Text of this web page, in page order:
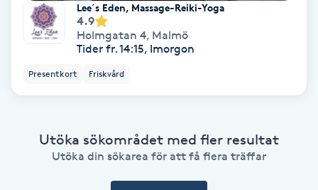
BIAB
Blowout
Brynformning
Lee´s Eden, Massage-Reiki-Yoga
4.9
Holmgatan 4, Malmö
Tider fr. 14:15, Imorgon
Presentkort Friskvård
Utöka sökområdet med fler resultat
Utöka din sökarea för att få flera träffar